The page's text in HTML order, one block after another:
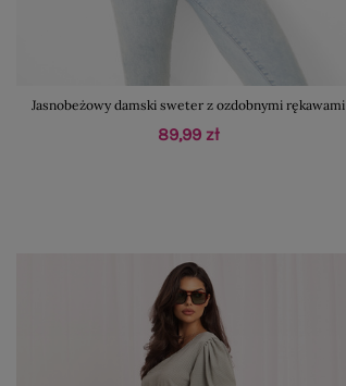
Jasnobeżowy damski sweter z ozdobnymi rękawami
89,99 zł